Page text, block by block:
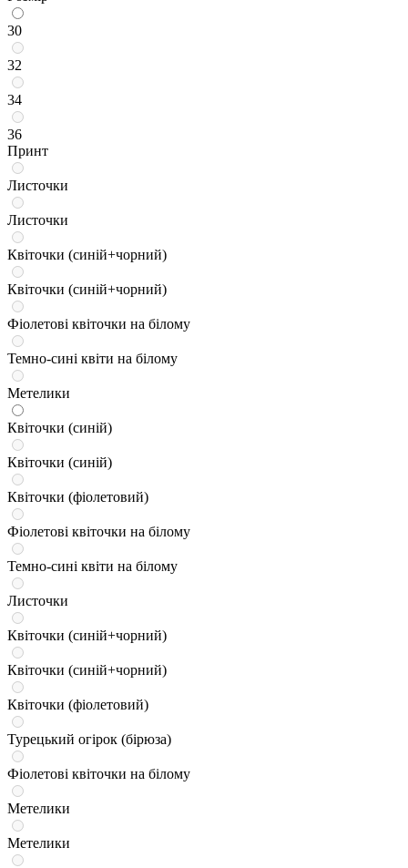
30
32
34
36
Принт
Листочки
Листочки
Квіточки (синій+чорний)
Квіточки (синій+чорний)
Фіолетові квіточки на білому
Темно-сині квіти на білому
Метелики
Квіточки (синій)
Квіточки (синій)
Квіточки (фіолетовий)
Фіолетові квіточки на білому
Темно-сині квіти на білому
Листочки
Квіточки (синій+чорний)
Квіточки (синій+чорний)
Квіточки (фіолетовий)
Турецький огірок (бірюза)
Фіолетові квіточки на білому
Метелики
Метелики